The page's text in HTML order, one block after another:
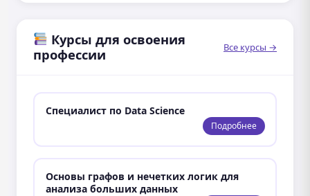
Курсы для освоения
профессии
Все курсы →
Специалист по Data Science
Подробнее
Основы графов и нечетких логик для
анализа больших данных